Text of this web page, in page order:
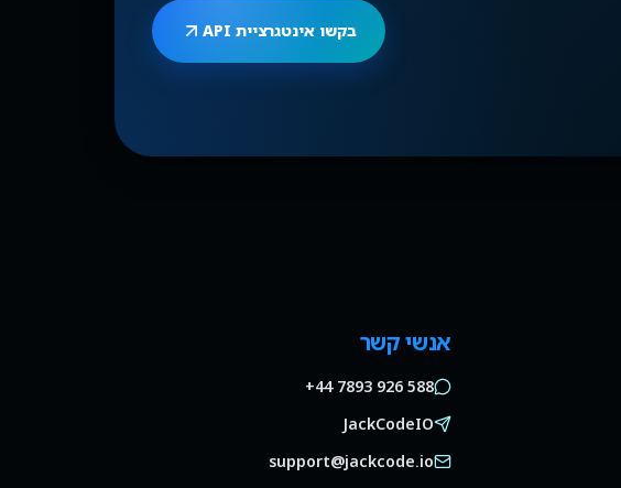
בקשו אינטגרציית API
אנשי קשר
+44 7893 926 588
JackCodeIO
support@jackcode.io